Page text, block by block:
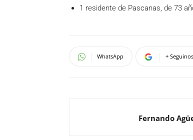
1 residente de Pascanas, de 73
WhatsApp +
Fernando